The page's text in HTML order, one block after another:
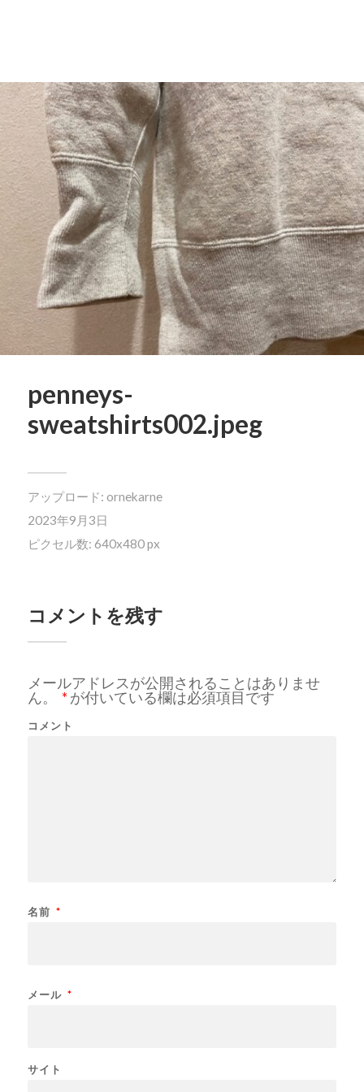
penneys-
sweatshirts002.jpeg
アップロード: ornekarne
2023年9月3日
ピクセル数: 640x480 px
コメントを残す
メールアドレスが公開されることはありませ
ん。
* が付いている欄は必須項目です
コメント
名前 *
メール *
サイト